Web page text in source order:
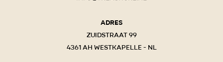
Adres
Zuidstraat 99
4361 AH Westkapelle - NL